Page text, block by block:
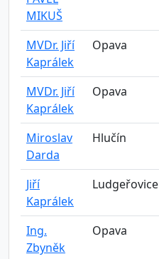
MIKUŠ
MVDr. Jiří
Kaprálek
Opava
MVDr. Jiří
Kaprálek
Opava
Miroslav
Darda
Hlučín
Jiří
Kaprálek
Ludgeřovice
Ing.
Zbyněk
Opava